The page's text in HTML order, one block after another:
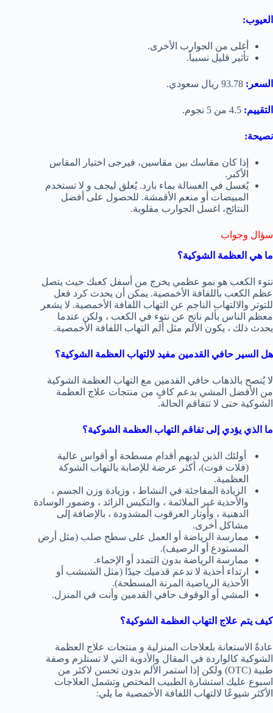
العيوب:
أغلى من الجوارب الأخرى.
تأثير قليل نسبياً.
السعر: 93.78 ريال سعودي.
التقييم: 4.5 من 5 نجوم.
نصيحة:
إذا كان مقاسك بين مقاسين، فيرجى اختيار المقاس
الأكبر.
يُغسل في الغسالة بماء بارد. يُعلق ليجف و لا تستخدم
المبيضات أو منعم الأقمشة. للحصول على أفضل
النتائج، اغسل الجوارب مقلوبة.
سؤال وجواب
ما هي العظمة الشوكية؟
نتوء الكعب هو نمو عظمي يخرج من أسفل كعبك حيث يتصل
عظم الكعب باللفافة الأخمصية. يمكن أن يحدث كرد فعل
للتوتر والالتهاب الناجم عن التهاب اللفافة الأخمصية. لا يشعر
معظم الناس بألم ناتج عن نتوء في الكعب ، ولكن عندما
يحدث ذلك ، يكون الألم مثل ألم التهاب اللفافة الأخمصية.
هل السير حافي القدمين مفيد لالتهاب العظمة الشوكية؟
لا يُنصح بالذهاب حافي القدمين مع التهاب العظمة الشوكية
من الأفضل المشي بدعم كافٍ من منتجات علاج العظمة
الشوكية حتى لا تتفاقم الحالة.
ما الذي يؤدي إلى تفاقم التهاب العظمة الشوكية؟
أولئك الذين لديهم أقدام مسطحة أو أقواس عالية
(فلات فوت)، أكثر عرضة للإصابة بالتهاب الشوكة
العظمية.
الزيادة المفاجئة في النشاط ، وزيادة وزن الجسم ،
والأحذية غير الملائمة ، والتكيس الزائد ، وضمور الوسادة
الدهنية ، وأوتار العرقوب المشدودة ، بالإضافة إلى
مشاكل أخرى.
ممارسة الرياضة أو العمل على سطح صلب (مثل أرض
المستودع أو الرصيف).
ممارسة الرياضة بدون التمدد أو الإحماء.
ارتداء أحذية لا تدعم قدميك جيدًا (مثل الشبشب أو
الأحذية الرياضية المرنة المسطحة).
المشي أو الوقوف حافي القدمين وأنت في المنزل.
كيف يتم علاج التهاب العظمة الشوكية؟
عادةً الاستعانة بلعلاجات المنزلية و منتجات علاج العظمة
الشوكية كالواردة في المقال والأدوية التي لا تستلزم وصفة
طبية (OTC) ولكن إذا استمر الألم بدون تحسن لاكثر من
اسبوع عليك استشارة الطبيب المختص وتشمل العلاجات
الأكثر شيوعًا لالتهاب اللفافة الأخمصية ما يلي: